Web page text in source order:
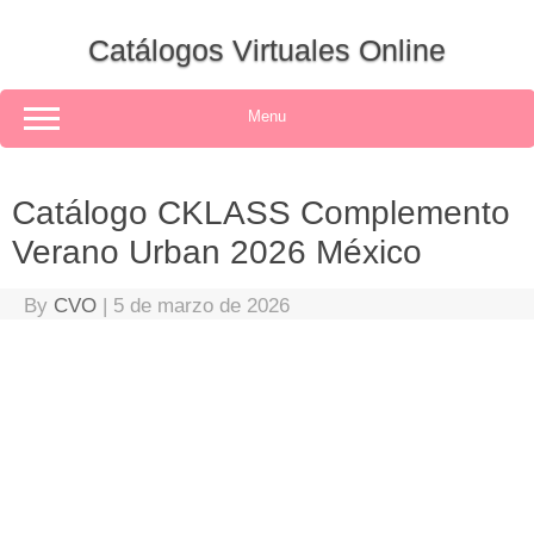
Catálogos Virtuales Online
Menu
Catálogo CKLASS Complemento
Verano Urban 2026 México
By CVO | 5 de marzo de 2026